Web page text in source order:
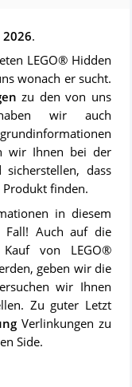
2026.
LEGO® Hidden
wonach er sucht.
zu den von uns
haben wir auch
wir Ihnen bei der
sicherstellen, dass
Produkt finden.
in diesem
Fall! Auch auf die
von LEGO®
geben wir die
wir Ihnen
Zu guter Letzt
Verlinkungen zu
Side.